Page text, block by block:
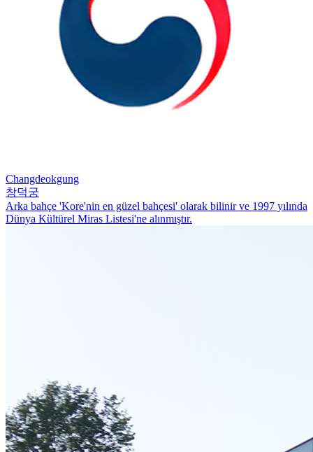
Changdeokgung
창덕궁
Arka bahçe 'Kore'nin en güzel bahçesi' olarak bilinir ve 1997 yılında
Dünya Kültürel Miras Listesi'ne alınmıştır.